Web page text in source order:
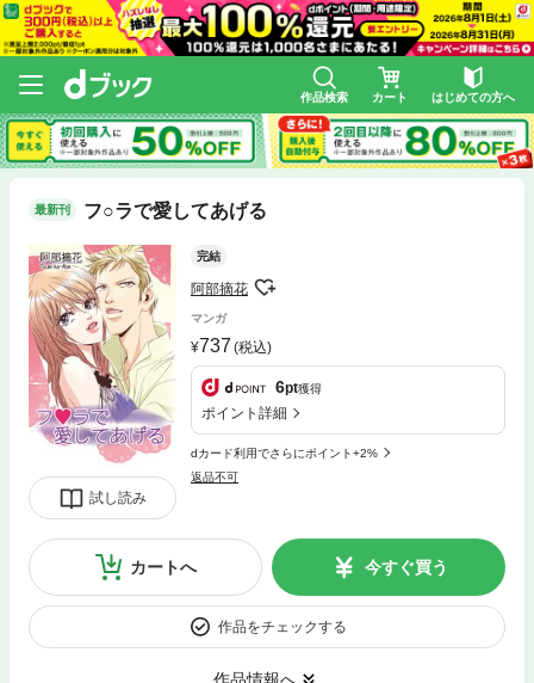
作品検索 カート はじめての方へ
最新刊 フ○ラで愛してあげる
試し読み
完結
阿部摘花
マンガ
737 (税込)
6pt獲得
ポイント詳細
dカード利用でさらにポイント+2%
返品不可
カートへ 今すぐ買う
作品をチェックする